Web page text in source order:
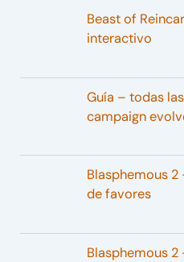
Beast of
interactivo
Guía – todas
campaign
Blasphemous
de favores
Blasphemous